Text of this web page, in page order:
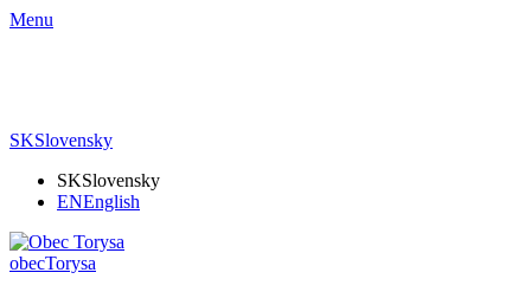
Menu
SKSlovensky
SKSlovensky
ENEnglish
obecTorysa